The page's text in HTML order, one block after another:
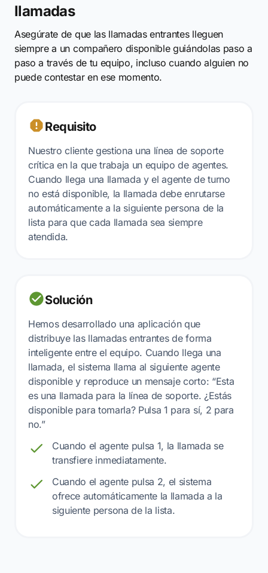
llamadas
Asegúrate de que las llamadas entrantes lleguen
siempre a un compañero disponible guiándolas paso a
paso a través de tu equipo, incluso cuando alguien no
puede contestar en ese momento.
Requisito
Nuestro cliente gestiona una línea de soporte
crítica en la que trabaja un equipo de agentes.
Cuando llega una llamada y el agente de turno
no está disponible, la llamada debe enrutarse
automáticamente a la siguiente persona de la
lista para que cada llamada sea siempre
atendida.
Solución
Hemos desarrollado una aplicación que
distribuye las llamadas entrantes de forma
inteligente entre el equipo. Cuando llega una
llamada, el sistema llama al siguiente agente
disponible y reproduce un mensaje corto: “Esta
es una llamada para la línea de soporte. ¿Estás
disponible para tomarla? Pulsa 1 para sí, 2 para
no.”
Cuando el agente pulsa 1, la llamada se
transfiere inmediatamente.
Cuando el agente pulsa 2, el sistema
ofrece automáticamente la llamada a la
siguiente persona de la lista.